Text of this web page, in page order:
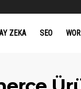
ZEKA SEO